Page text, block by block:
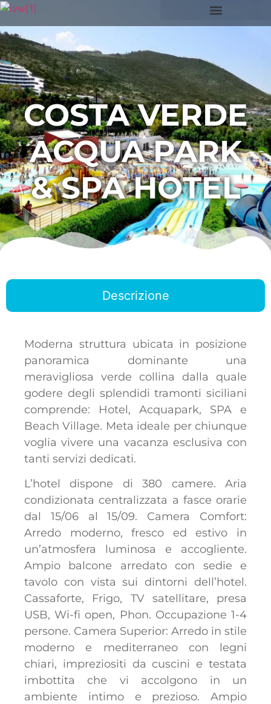
COSTA VERDE
ACQUA PARK
& SPA HOTEL
Descrizione
Moderna struttura ubicata in posizione
panoramica dominante una
meravigliosa verde collina dalla quale
godere degli splendidi tramonti siciliani
comprende: Hotel, Acquapark, SPA e
Beach Village. Meta ideale per chiunque
voglia vivere una vacanza esclusiva con
tanti servizi dedicati.
L’hotel dispone di 380 camere. Aria
condizionata centralizzata a fasce orarie
dal 15/06 al 15/09. Camera Comfort:
Arredo moderno, fresco ed estivo in
un’atmosfera luminosa e accogliente.
Ampio balcone arredato con sedie e
tavolo con vista sui dintorni dell’hotel.
Cassaforte, Frigo, TV satellitare, presa
USB, Wi-fi open, Phon. Occupazione 1-4
persone. Camera Superior: Arredo in stile
moderno e mediterraneo con legni
chiari, impreziositi da cuscini e testata
imbottita che vi accolgono in un
ambiente intimo e prezioso. Ampio